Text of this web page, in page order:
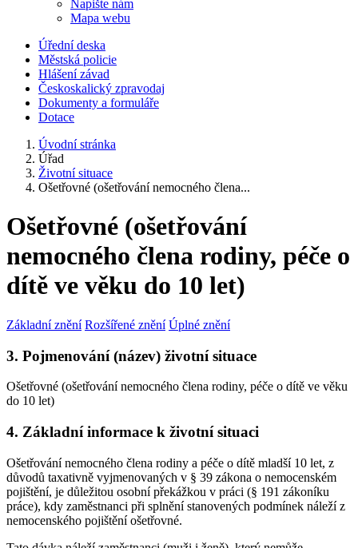
Napište nám
Mapa webu
Úřední deska
Městská policie
Hlášení závad
Českoskalický zpravodaj
Dokumenty a formuláře
Dotace
Úvodní stránka
Úřad
Životní situace
Ošetřovné (ošetřování nemocného člena...
Ošetřovné (ošetřování
nemocného člena rodiny, péče o
dítě ve věku do 10 let)
Základní znění Rozšířené znění Úplné znění
3. Pojmenování (název) životní situace
Ošetřovné (ošetřování nemocného člena rodiny, péče o dítě ve věku
do 10 let)
4. Základní informace k životní situaci
Ošetřování nemocného člena rodiny a péče o dítě mladší 10 let, z
důvodů taxativně vyjmenovaných v § 39 zákona o nemocenském
pojištění, je důležitou osobní překážkou v práci (§ 191 zákoníku
práce), kdy zaměstnanci při splnění stanovených podmínek náleží z
nemocenského pojištění ošetřovné.